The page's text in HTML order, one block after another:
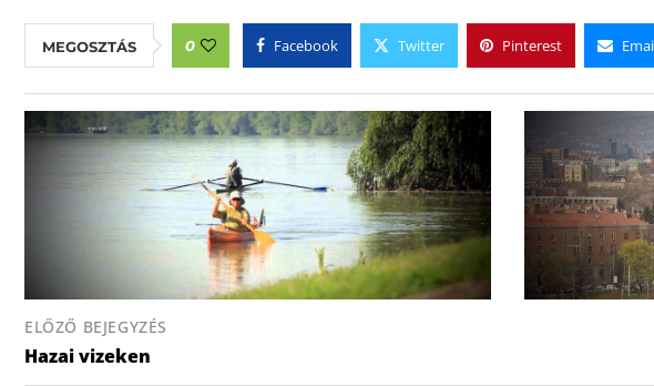
MEGOSZTÁS 0 Facebook Twitter Pinterest
ELŐZŐ BEJEGYZÉS
Hazai vizeken